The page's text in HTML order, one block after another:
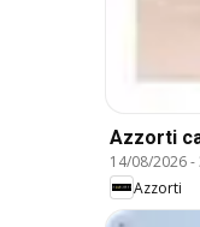
Azzorti
14/08/2026-
Azzorti